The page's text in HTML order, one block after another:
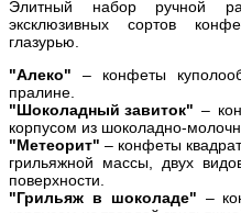
Элитный набор ручной
эксклюзивных сортов
глазурью.
"Алеко" – конфеты
пралине.
"Шоколадный завиток" –
корпусом из шоколадно-
"Метеорит" – конфеты
грильяжной массы, двух
поверхности.
"Грильяж в шоколаде" –